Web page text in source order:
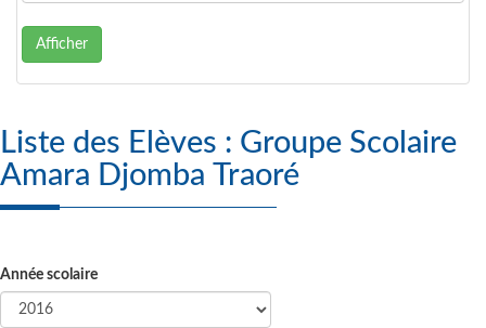
Afficher
Liste des Elèves : Groupe Scolaire
Amara Djomba Traoré
Année scolaire